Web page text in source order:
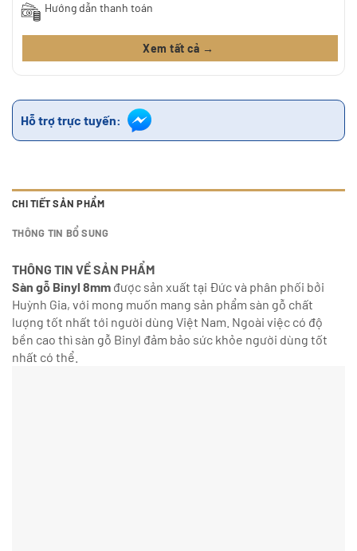
Hướng dẫn thanh toán
Xem tất cả →
Hỗ trợ trực tuyến:
CHI TIẾT SẢN PHẨM
THÔNG TIN BỔ SUNG
THÔNG TIN VỀ SẢN PHẨM
Sàn gỗ Binyl 8mm được sản xuất tại Đức và phân phối bởi
Huỳnh Gia, với mong muốn mang sản phẩm sàn gỗ chất
lượng tốt nhất tới người dùng Việt Nam. Ngoài việc có độ
bền cao thì sàn gỗ Binyl đảm bảo sức khỏe người dùng tốt
nhất có thể.